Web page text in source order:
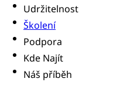
Udržitelnost
Školení
Podpora
Kde Najít
Náš příběh